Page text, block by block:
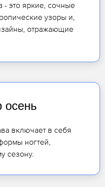
- это яркие, сочные
узоры и,
отражающие
осень
включает в себя
ногтей,
сезону.